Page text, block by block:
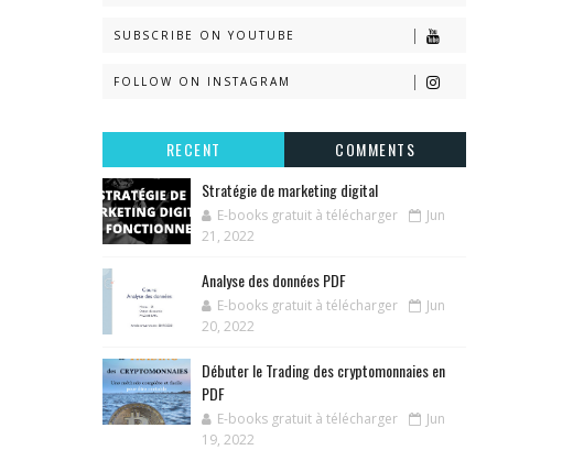
SUBSCRIBE ON YOUTUBE
FOLLOW ON INSTAGRAM
RECENT
COMMENTS
Stratégie de marketing digital
E-books gratuit à télécharger
Jun
21, 2022
Analyse des données PDF
E-books gratuit à télécharger
Jun
20, 2022
Débuter le Trading des cryptomonnaies en
PDF
E-books gratuit à télécharger
Jun
19, 2022